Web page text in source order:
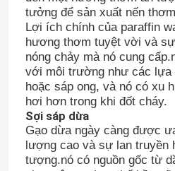
tưởng để sản xuất nến
Lợi ích chính của paraffin
hương thơm tuyệt vời và
nóng chảy mà nó cung
với môi trường như các lựa
hoặc sáp ong, và nó có xu
hơi hơn trong khi đốt cháy.
Sợi sáp dừa
Gạo dừa ngày càng được
lượng cao và sự lan truyền
tượng.nó có nguồn gốc từ